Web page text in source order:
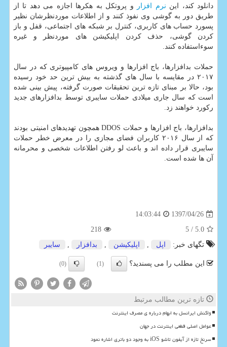
دانلود كند، این نرم افزار
و پروتكل به هكرها اجازه می دهد تا از
طریق دور به گوشی وی نفوذ كنند و از اطلاعات موردنظرشان نظیر
پسورد حساب های كاربری، كنترل بر شبكه های اجتماعی، قفل و باز
كردن گوشی، حذف كردن اپلیكیشن های موردنظر و غیره
سوءاستفاده كنند.
حملات بدافزارها، باج افزارها و ویروس های كامپیوتری كه در سال
۲۰۱۷ در مقایسه با سال های گذشته به بیش ترین حد خود رسیده
بود، حالا بر مبنای تازه ترین تحقیقات صورت گرفته، پیش بینی شده
است كه سال جاری میلادی حملات سایبری توسط بدافزارهای جدید
ركورد خواهند زد.
بدافزارها، باج افزارها و حملات DDOS همچون تهدیدهای امنیتی بودند
كه از سال ۲۰۱۶ كاربران فضای مجازی را در معرض خطر حملات
سایبری قرار داده اند و باعث لو رفتن اطلاعات شخصی و محرمانه
آن ها شده است.
1397/04/26
14:03:44
5.0
/ 5
218
تگهای خبر:
اپل , اپلیكیشن , بدافزار , سایبر
این مطلب را می پسندید؟ (1)
(0)
تازه ترین مطالب مرتبط
واکنش ایرانسل به ابهام درباره ی مصرف اینترنت
عوامل اصلی قطعی اینترنت در جهان
سرنخ تازه از آیفون تاشو iOS به وجود دو باتری اشاره نمود